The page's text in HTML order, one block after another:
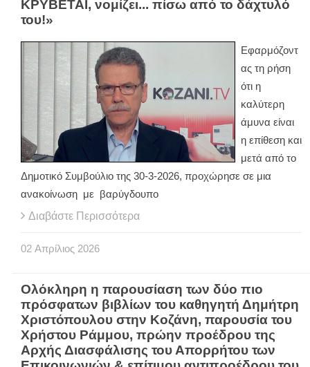
ΚΡΥΒΕΤΑΙ, νομίζει... πίσω από το δάχτυλό
του!»
Εφαρμόζοντ
ας τη ρήση
ότι η
καλύτερη
άμυνα είναι
η επίθεση και
μετά από το
Δημοτικό Συμβούλιο της 30-3-2026, προχώρησε σε μια
ανακοίνωση με βαρύγδουπο
Διαβάστε Περισσότερα
02 Απρίλιος 2026
Ολόκληρη η παρουσίαση των δύο πιο
πρόσφατων βιβλίων του καθηγητή Δημήτρη
Χριστόπουλου στην Κοζάνη, παρουσία του
Χρήστου Ράμμου, πρώην προέδρου της
Αρχής Διασφάλισης του Απορρήτου των